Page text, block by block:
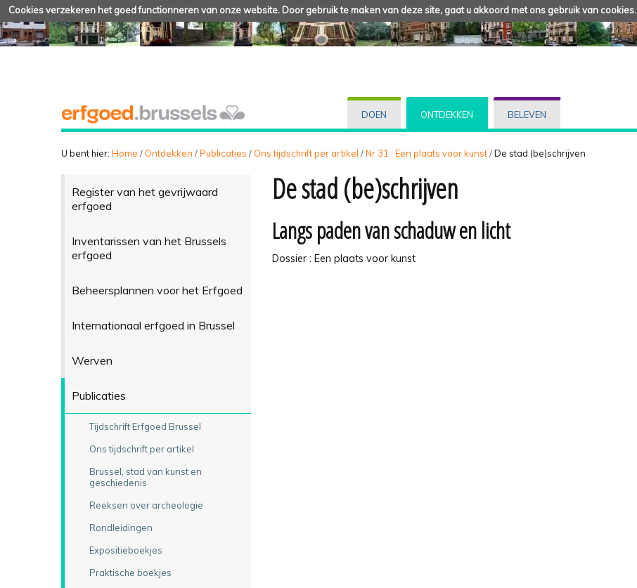
Cookies verzekeren het goed functionneren van onze website. Door gebruik te maken van deze site, gaat u akkoord met ons gebruik van cookies.
DOEN ONTDEKKEN BELEVEN
U bent hier: Home / Ontdekken /Publicaties / Ons tijdschrift per artikel /Nr 31 : Een plaats voor kunst/De stad (be)schrijven
Register van het gevrijwaard
erfgoed
Inventarissen van het Brussels
erfgoed
Beheersplannen voor het Erfgoed
Internationaal erfgoed in Brussel
Werven
Publicaties
Tijdschrift Erfgoed Brussel
Ons tijdschrift per artikel
Brussel, stad van kunst en
geschiedenis
Reeksen over archeologie
Rondleidingen
Expositieboekjes
Praktische boekjes
De stad (be)schrijven
Langs paden van schaduw en licht
Dossier : Een plaats voor kunst